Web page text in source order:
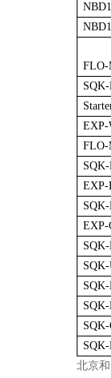
FLO-
EXP-
FLO-
EXP-
EXP-
SQK-
北京